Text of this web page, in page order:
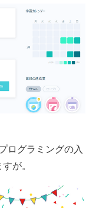
ログラミングの入
が。